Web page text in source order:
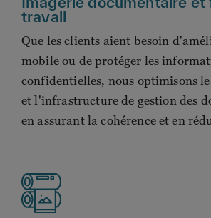
travail
Que les clients aient besoin
mobile ou de protéger les
confidentielles, nous optimisons
et l'infrastructure de gestion des
en assurant la cohérence et en